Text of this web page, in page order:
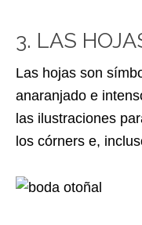
3. LAS
Las hojas son
anaranjado e
las ilustraciones
los córners e,